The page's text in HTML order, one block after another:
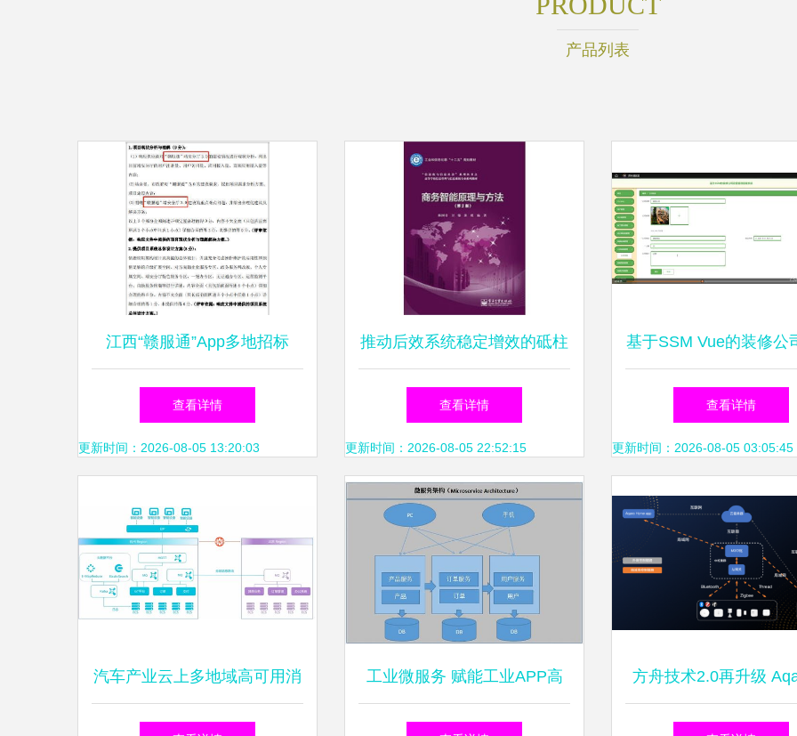
产品列表
江西“赣服通”App多地招标
陷“量身定做”争议，大汉软件
多次中标引关注
查看详情
更新时间：2026-08-05 13:20:03
推动后效系统稳定增效的砥柱
之作 《商务智能原理与方
法》与信息系统运行维护服务
查看详情
更新时间：2026-08-05 22:52:15
基于SSM Vue的装修公
管理信息系统设计开发
服务研究论文开题
查看详情
更新时间：2026-08-05 03:05:45
汽车产业云上多地域高可用消
息系统构建的信息系统运行维
工业微服务 赋能工业APP高
效开发与运行及信息系统运维
方舟技术2.0再升级
布App局域网控制功能